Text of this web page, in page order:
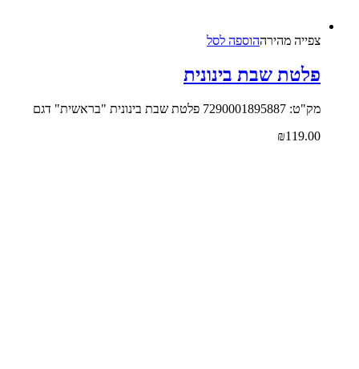
צפייה‬ ‫מהירה‬הוספה לסל
פלטת שבת בינונית
מק"ט: 7290001895887 פלטת שבת בינונית "בראשית" דגם
₪119.00